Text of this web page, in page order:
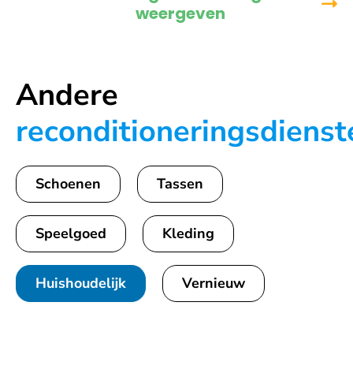
weergeven
Andere
Schoenen Tassen
Speelgoed Kleding
Huishoudelijk Vernieuw